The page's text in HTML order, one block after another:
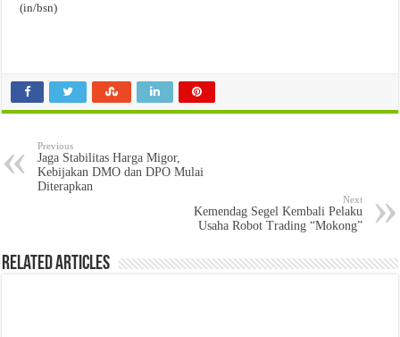
(in/bsn)
Previous
Jaga Stabilitas Harga Migor,
Kebijakan DMO dan DPO Mulai
Diterapkan
Next
Kemendag Segel Kembali Pelaku
Usaha Robot Trading “Mokong”
Related Articles